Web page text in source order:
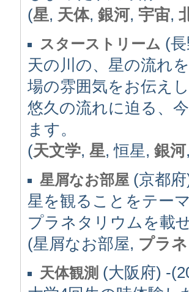
(星, 天体, 銀河, 宇宙,
スターストリーム (
天の川の、星の流れ
場の雰囲気をお伝え
悠久の流れに迫る、
ます。
(天文学, 星, 恒星, 銀河
星屑なお部屋 (京都
星を観ることをテー
プラネタリウムを載
(星屑なお部屋, プラ
天体観測 (大阪府) -